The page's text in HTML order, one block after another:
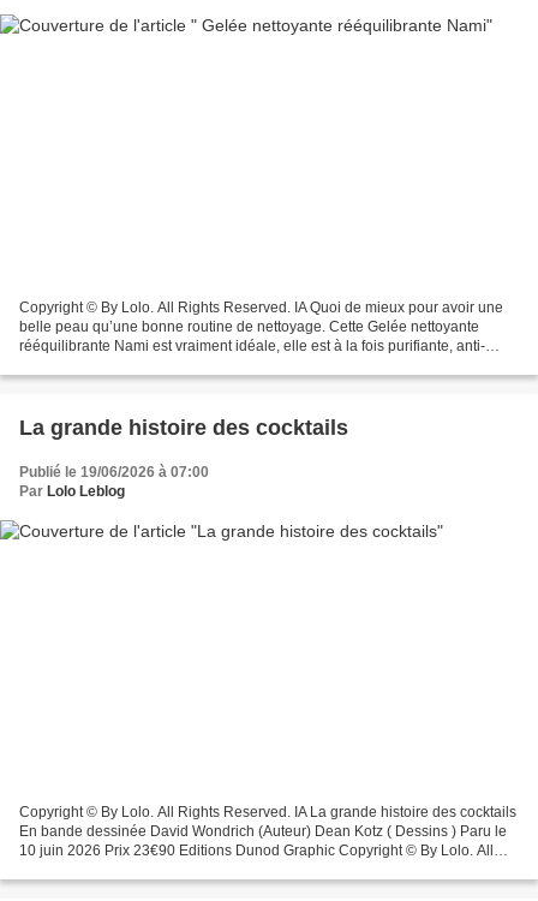
Copyright © By Lolo. All Rights Reserved. IA Quoi de mieux pour avoir une
belle peau qu’une bonne routine de nettoyage. Cette Gelée nettoyante
rééquilibrante Nami est vraiment idéale, elle est à la fois purifiante, anti-
La grande histoire des cocktails
Publié le 19/06/2026 à 07:00
Par Lolo Leblog
Copyright © By Lolo. All Rights Reserved. IA La grande histoire des cocktails
En bande dessinée David Wondrich (Auteur) Dean Kotz ( Dessins ) Paru le
10 juin 2026 Prix 23€90 Editions Dunod Graphic Copyright © By Lolo. All